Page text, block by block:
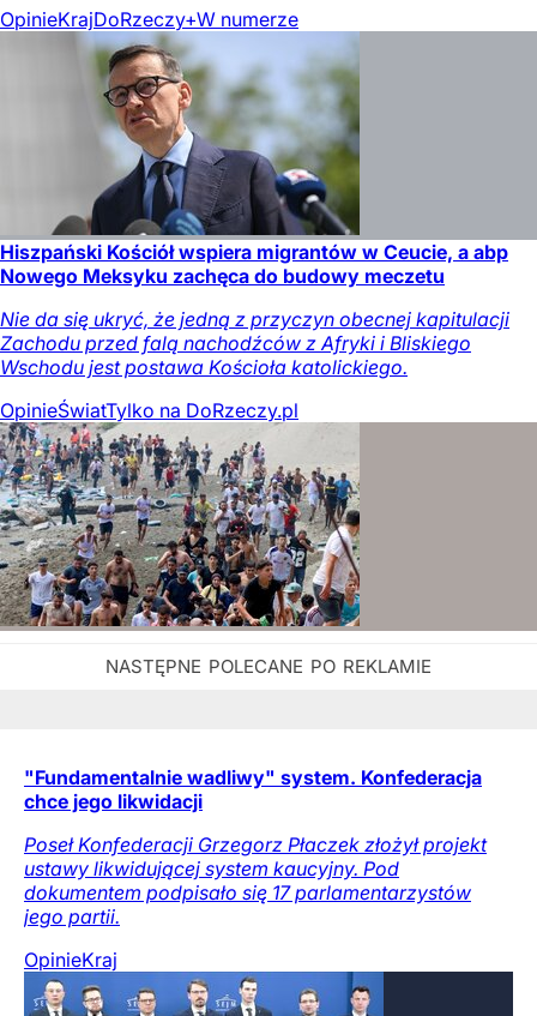
OpinieKrajDoRzeczy+W numerze
Hiszpański Kościół wspiera migrantów w Ceucie, a abp
Nowego Meksyku zachęca do budowy meczetu
Nie da się ukryć, że jedną z przyczyn obecnej kapitulacji
Zachodu przed falą nachodźców z Afryki i Bliskiego
Wschodu jest postawa Kościoła katolickiego.
OpinieŚwiatTylko na DoRzeczy.pl
"Fundamentalnie wadliwy" system. Konfederacja
chce jego likwidacji
Poseł Konfederacji Grzegorz Płaczek złożył projekt
ustawy likwidującej system kaucyjny. Pod
dokumentem podpisało się 17 parlamentarzystów
jego partii.
OpinieKraj